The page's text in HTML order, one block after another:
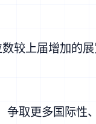
较上届增加的
争取更多国际